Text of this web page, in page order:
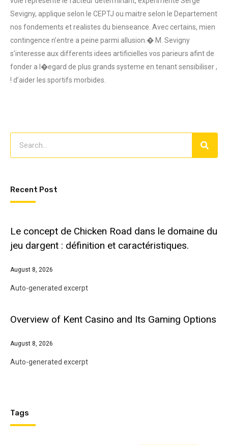
Sevigny, applique selon le CEPTJ ou maitre selon le Departement
nos fondements et realistes du bienseance. Avec certains, mien
contingence n’entre a peine parmi allusion.� M. Sevigny
s’interesse aux differents idees artificielles vos parieurs afint de
fonder a l�egard de plus grands systeme en tenant sensibiliser ,
! d’aider les sportifs morbides.
Recent Post
Le concept de Chicken Road dans le domaine du
jeu dargent : définition et caractéristiques.
August 8, 2026
Auto-generated excerpt
Overview of Kent Casino and Its Gaming Options
August 8, 2026
Auto-generated excerpt
Tags